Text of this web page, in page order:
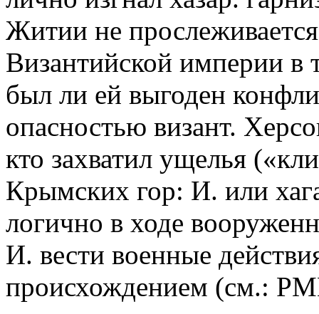
Житии не
Византийской империи в
был ли ей выгоден
опасностью визант.
кто захватил ущелья
Крымских гор: И. или
логично в ходе
И. вести военные
происхождением (см.: